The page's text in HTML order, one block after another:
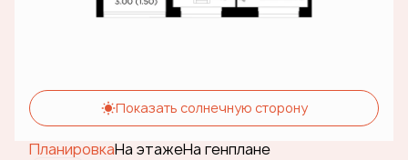
Показать солнечную сторону
ПланировкаНа этажеНа генплане